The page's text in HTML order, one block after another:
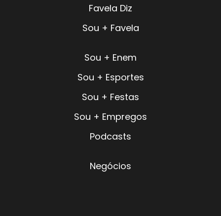
Favela Diz
Sou + Favela
Sou + Enem
Sou + Esportes
Sou + Festas
Sou + Empregos
Podcasts
Negócios